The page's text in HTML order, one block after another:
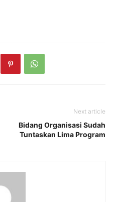
Next article
Bidang Organisasi Sudah
Tuntaskan Lima Program